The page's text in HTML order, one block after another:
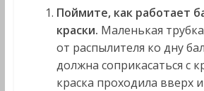
Поймите, как работает
краски. Маленькая
от распылителя ко дну
должна соприкасаться с
краска проходила вверх